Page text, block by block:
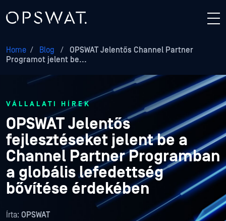
Home / Blog /
OPSWAT Jelentős Channel Partner
Programot jelent be...
VÁLLALATI HÍREK
OPSWAT Jelentős
fejlesztéseket jelent be a
Channel Partner Programban
a globális lefedettség
bővítése érdekében
Írta: OPSWAT